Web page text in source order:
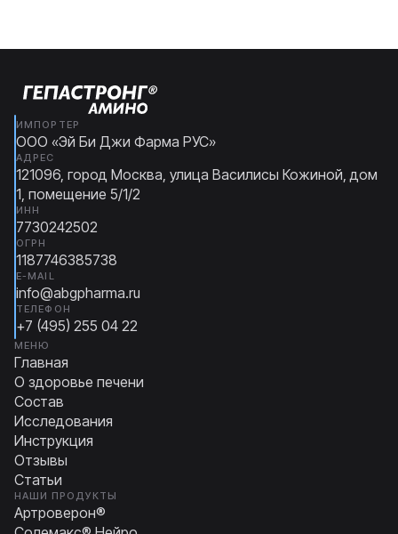
ИМПОРТЕР
ООО «Эй Би Джи Фарма РУС»
АДРЕС
121096, город Москва, улица Василисы Кожиной, дом
1, помещение 5/1/2
ИНН
7730242502
ОГРН
1187746385738
E-MAIL
info@abgpharma.ru
ТЕЛЕФОН
+7 (495) 255 04 22
МЕНЮ
Главная
О здоровье печени
Состав
Исследования
Инструкция
Отзывы
Статьи
НАШИ ПРОДУКТЫ
Артроверон®